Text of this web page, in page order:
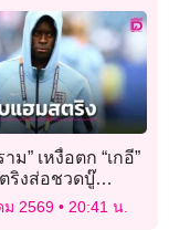
ม” เหงื่อตก “เกอี”
ริงส่อชวดบู๊
ม 2569 20:41 น.